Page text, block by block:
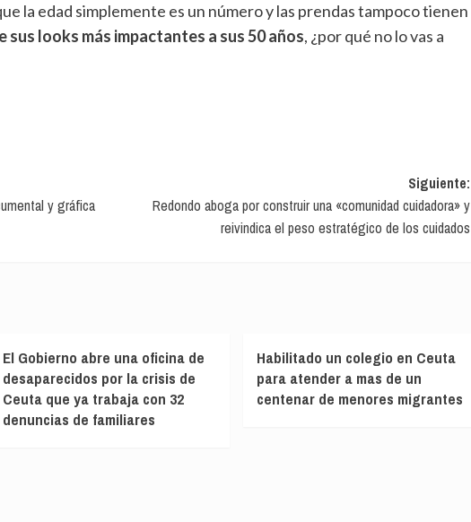
la edad simplemente es un número y las prendas tampoco tienen
sus looks más impactantes a sus 50 años, ¿por qué no lo vas a
y gráfica
Siguiente:
Redondo aboga por construir una «comunidad cuidadora» y
reivindica el peso estratégico de los cuidados
El Gobierno abre una oficina de
desaparecidos por la crisis de
Ceuta que ya trabaja con 32
denuncias de familiares
Habilitado un colegio en Ceuta
para atender a mas de un
centenar de menores migrantes